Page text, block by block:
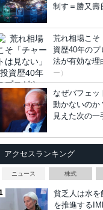
制す＝勝又壽
荒れ相場こそ
資歴40年の
法が有効な理
ー）
なぜバフェッ
動かないのか
見えた次の一
アクセスランキング
ニュース 株式
貧乏人は水を
を推進する